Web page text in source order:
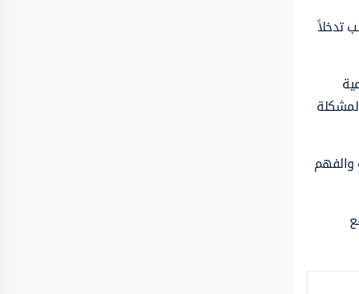
تدخلاً
والفهم